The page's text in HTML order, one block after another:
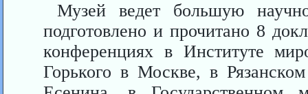
Музей ведет большую
подготовлено и прочитано 8
конференциях в Институте
Горького в Москве, в